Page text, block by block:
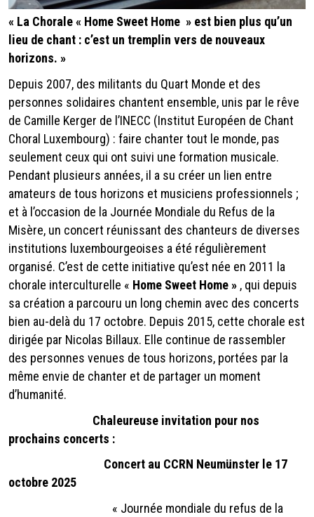
« La Chorale « Home Sweet Home » est bien plus qu’un
lieu de chant : c’est un tremplin vers de nouveaux
horizons. »
Depuis 2007, des militants du Quart Monde et des
personnes solidaires chantent ensemble, unis par le rêve
de Camille Kerger de l’INECC (Institut Européen de Chant
Choral Luxembourg) : faire chanter tout le monde, pas
seulement ceux qui ont suivi une formation musicale.
Pendant plusieurs années, il a su créer un lien entre
amateurs de tous horizons et musiciens professionnels ;
et à l’occasion de la Journée Mondiale du Refus de la
Misère, un concert réunissant des chanteurs de diverses
institutions luxembourgeoises a été régulièrement
organisé. C’est de cette initiative qu’est née en 2011 la
chorale interculturelle « Home Sweet Home » , qui depuis
sa création a parcouru un long chemin avec des concerts
bien au-delà du 17 octobre. Depuis 2015, cette chorale est
dirigée par Nicolas Billaux. Elle continue de rassembler
des personnes venues de tous horizons, portées par la
même envie de chanter et de partager un moment
d’humanité.
Chaleureuse invitation pour nos
prochains concerts :
Concert au CCRN Neumünster le 17
octobre 2025
« Journée mondiale du refus de la